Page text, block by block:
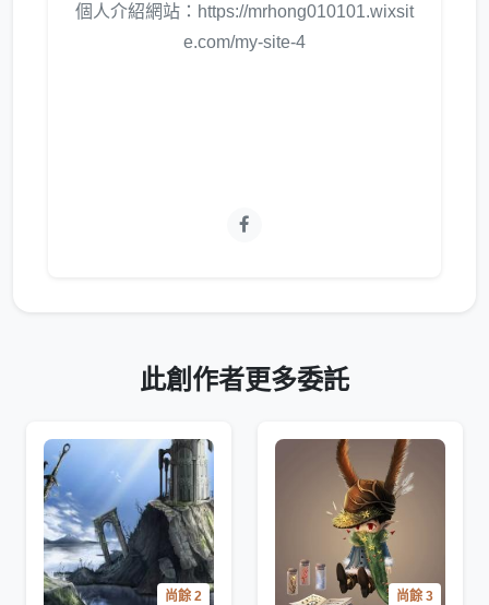
個人介紹網站：https://mrhong010101.wixsit
e.com/my-site-4
此創作者更多委託
尚餘 2 尚餘 3